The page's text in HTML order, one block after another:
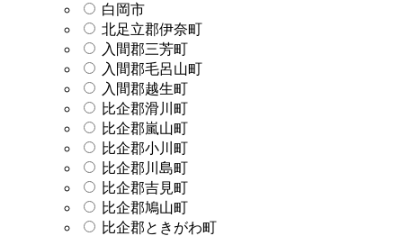
白岡市
北足立郡伊奈町
入間郡三芳町
入間郡毛呂山町
入間郡越生町
比企郡滑川町
比企郡嵐山町
比企郡小川町
比企郡川島町
比企郡吉見町
比企郡鳩山町
比企郡ときがわ町